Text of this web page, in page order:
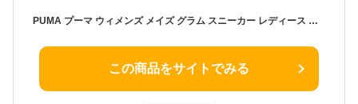
PUMA プーマ ウィメンズ メイズ グラム スニーカー レディース 白 厚底 おしゃれ かわいい シンプル ウィメンズ メイズ 白 メタリック加工 スウェード シューズ 通勤 通学 カジュアル スポーツ ローカット 厚底ソール 393068 02 01
この商品をサイトでみる